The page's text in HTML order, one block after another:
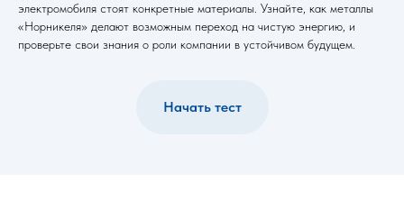
электромобиля стоят конкретные материалы. Узнайте, как металлы
«Норникеля» делают возможным переход на чистую энергию, и
проверьте свои знания о роли компании в устойчивом будущем.
Начать тест